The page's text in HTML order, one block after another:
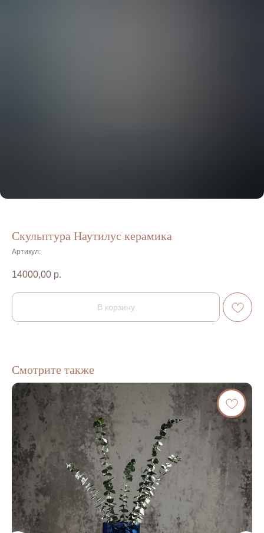
Скульптура Наутилус керамика
Артикул:
14000,00 р.
В корзину
Смотрите также